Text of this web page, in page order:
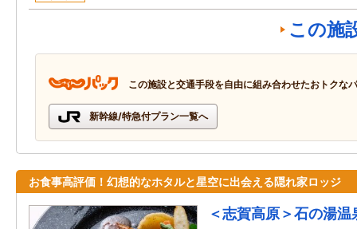
この施
この施設と交通手段を自由に組み合わせたおトクな
新幹線/特急付プラン一覧へ
お食事高評価！幻想的なホタルと星空に出会える隠れ家ロッジ
＜志賀高原＞石の湯